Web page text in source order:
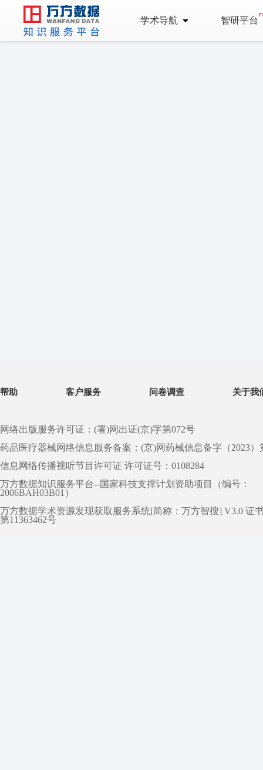
学术导航 智研平台
帮助 客户服务 问卷调查 关于我
网络出版服务许可证：(署)网出证(京)字第072号
药品医疗器械网络信息服务备案：(京)网药械信息备字（2023）
信息网络传播视听节目许可证 许可证号：0108284
万方数据知识服务平台--国家科技支撑计划资助项目（编号：
2006BAH03B01）
万方数据学术资源发现获取服务系统[简称：万方智搜] V3.0 证
第11363462号